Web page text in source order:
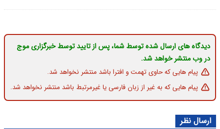
دیدگاه های ارسال شده توسط شما، پس از تایید توسط خبرگزاری موج
در وب منتشر خواهد شد.
پیام هایی که حاوی تهمت و افترا باشد منتشر نخواهد شد.
پیام هایی که به غیر از زبان فارسی یا غیرمرتبط باشد منتشر نخواهد شد.
ارسال نظر